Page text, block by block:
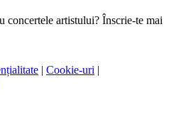
concertele artistului? Înscrie-te mai
| Cookie-uri |